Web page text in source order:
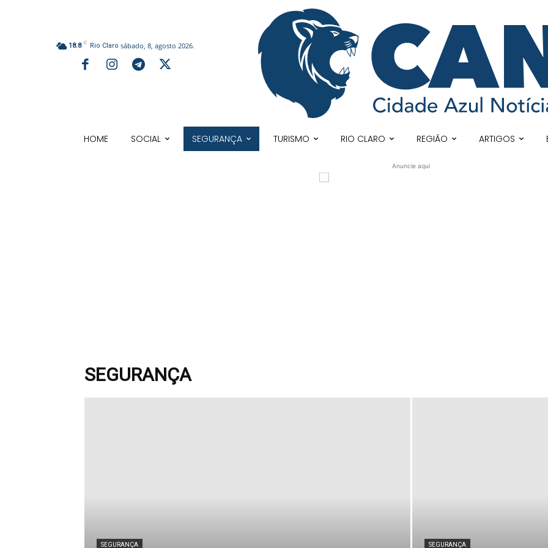
18.8 C Rio Claro sábado, 8, agosto 2026.
HOME SOCIAL SEGURANÇA TURISMO RIO CLARO REGIÃO ARTIGOS
Anuncie aqui
SEGURANÇA
SEGURANÇA SEGURANÇA